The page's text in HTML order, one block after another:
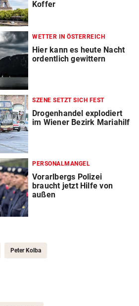
Koffer
WETTER IN ÖSTERREICH
Hier kann es heute Nacht
ordentlich gewittern
SZENE SETZT SICH FEST
Drogenhandel explodiert
im Wiener Bezirk Mariahilf
PERSONALMANGEL
Vorarlbergs Polizei
braucht jetzt Hilfe von
außen
Peter Kolba